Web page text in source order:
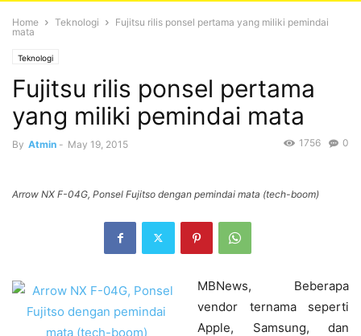
Home Teknologi
Fujitsu rilis ponsel pertama yang miliki pemindai
mata
Teknologi
Fujitsu rilis ponsel pertama
yang miliki pemindai mata
By Atmin - May 19, 2015 0
1756
Arrow NX F-04G, Ponsel Fujitso dengan pemindai mata (tech-boom)
MBNews, Beberapa
vendor ternama seperti
Apple, Samsung, dan